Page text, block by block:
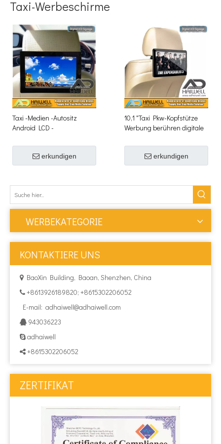
Taxi-Werbeschirme
Taxi -Medien -Autositz
Android LCD -
erkundigen
10,1 "Taxi Pkw-Kopfstütze
Werbung berühren digitale
erkundigen
WERBEKATEGORIE
KONTAKTIERE UNS
 BaoXin Building, Baoan, Shenzhen, China
 +8613926189820; +8615302206052
E-mail: adhaiwell@adhaiwell.com
 943036223
 adhaiwell
 +8615302206052
ZERTIFIKAT